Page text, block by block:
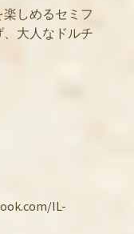
しめるセミフ
大人なドルチ
IL-